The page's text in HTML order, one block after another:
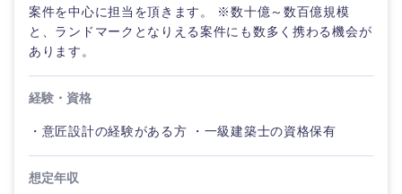
案件を中心に担当を頂きます。 ※数十億～数百億規模
と、ランドマークとなりえる案件にも数多く携わる機会が
あります。
経験・資格
・意匠設計の経験がある方 ・一級建築士の資格保有
想定年収